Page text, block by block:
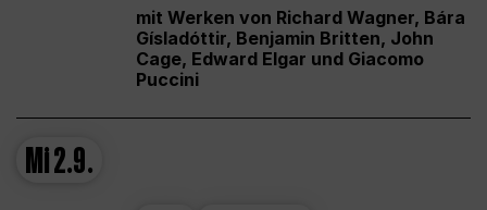
mit Werken von Richard Wagner, Bára
Gísladóttir, Benjamin Britten, John
Cage, Edward Elgar und Giacomo
Puccini
Mi2.9.